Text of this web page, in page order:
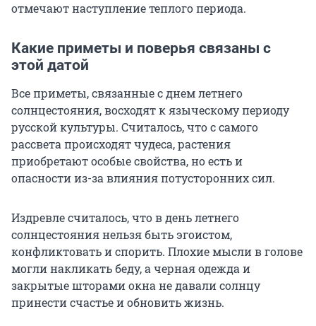
отмечают наступление теплого периода.
Какие приметы и поверья связаны с
этой датой
Все приметы, связанные с днем летнего
солнцестояния, восходят к языческому периоду
русской культуры. Считалось, что с самого
рассвета происходят чудеса, растения
приобретают особые свойства, но есть и
опасности из-за влияния потусторонних сил.
Издревле считалось, что в день летнего
солнцестояния нельзя быть эгоистом,
конфликтовать и спорить. Плохие мысли в голове
могли накликать беду, а черная одежда и
закрытые шторами окна не давали солнцу
принести счастье и обновить жизнь.